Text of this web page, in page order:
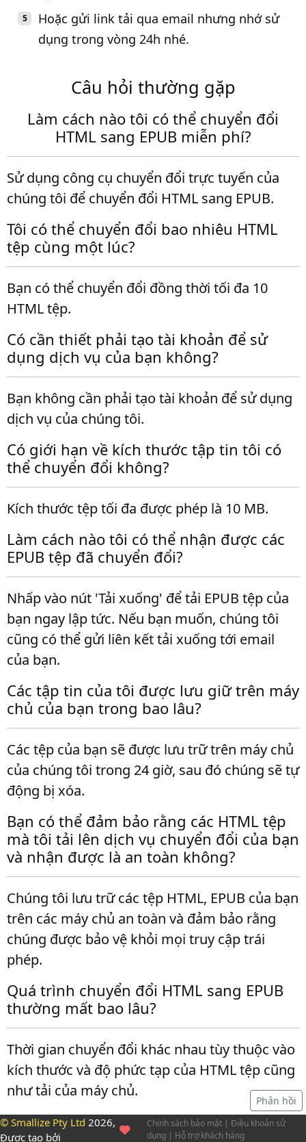
Hoặc gửi link tải qua email nhưng nhớ sử
dụng trong vòng 24h nhé.
Câu hỏi thường gặp
Làm cách nào tôi có thể chuyển đổi
HTML sang EPUB miễn phí?
Sử dụng công cụ chuyển đổi trực tuyến của
chúng tôi để chuyển đổi HTML sang EPUB.
Tôi có thể chuyển đổi bao nhiêu HTML
tệp cùng một lúc?
Bạn có thể chuyển đổi đồng thời tối đa 10
HTML tệp.
Có cần thiết phải tạo tài khoản để sử
dụng dịch vụ của bạn không?
Bạn không cần phải tạo tài khoản để sử dụng
dịch vụ của chúng tôi.
Có giới hạn về kích thước tập tin tôi có
thể chuyển đổi không?
Kích thước tệp tối đa được phép là 10 MB.
Làm cách nào tôi có thể nhận được các
EPUB tệp đã chuyển đổi?
Nhấp vào nút 'Tải xuống' để tải EPUB tệp của
bạn ngay lập tức. Nếu bạn muốn, chúng tôi
cũng có thể gửi liên kết tải xuống tới email
của bạn.
Các tập tin của tôi được lưu giữ trên máy
chủ của bạn trong bao lâu?
Các tệp của bạn sẽ được lưu trữ trên máy chủ
của chúng tôi trong 24 giờ, sau đó chúng sẽ tự
động bị xóa.
Bạn có thể đảm bảo rằng các HTML tệp
mà tôi tải lên dịch vụ chuyển đổi của bạn
và nhận được là an toàn không?
Chúng tôi lưu trữ các tệp HTML, EPUB của bạn
trên các máy chủ an toàn và đảm bảo rằng
chúng được bảo vệ khỏi mọi truy cập trái
phép.
Quá trình chuyển đổi HTML sang EPUB
thường mất bao lâu?
Thời gian chuyển đổi khác nhau tùy thuộc vào
kích thước và độ phức tạp của HTML tệp cũng
như tải của máy chủ.
Phản hồi
© Smallize Pty Ltd 2026,
Được tạo bởi
Chính sách bảo mật| Điều khoản sử
dụng| Hỗ trợ khách hàng